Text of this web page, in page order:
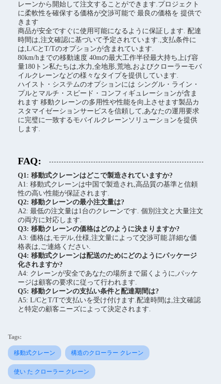
レーンから開始して注文することができます.プロジェクト
に柔軟性を確保する価格が交渉可能で 最良の価格を 提供で
きます
商品が安全ですぐに使用可能になるように保証します. 配達
時間は,注文確認に基づいて予定されています.,支払条件に
は,L/CとT/Tのオプションが含まれています.
80km/hまでの移動速度 40mの最大工作半径最大持ち上げ容
量180トン私たちは,水力,全地形,荒地,およびクローラーモバ
イルクレーンなどの様々なタイプを提供しています.
ハイスト・システムのオプションには シングル・ライン・
プルとマルチ・スピード・コンフィギュレーションが含ま
れます 移動クレーンの多用性や性能を向上させます製品カ
スタマイゼーションサービスを信頼して,あなたの運用要求
に完璧に一致するモバイルクレーンソリューションを提供
します.
FAQ:
Q1: 移動式クレーンはどこで製造されていますか?
A1: 移動式クレーンは中国で製造され,高品質の基準と信頼
性の高い性能が保証されます.
Q2: 移動クレーンの最小注文量は?
A2: 最低の注文量は1台のクレーンです. 個別注文と大量注文
の両方に対応します.
Q3: 移動クレーンの価格はどのように決まりますか?
A3: 価格は,モデル,仕様,注文量によって交渉可能.詳細な価
格表は,ご連絡ください.
Q4: 移動式クレーンは配送のためにどのようにパッケージ
化されますか?
A4: クレーンが安全であなたの場所まで届くように,パッケ
ージは顧客の要求に従って行われます.
Q5: 移動クレーンの支払い条件と配達期間は?
A5: L/CとT/Tで支払いを受け付けます.配達時間は,注文確認
と特定の顧客ニーズによって決定されます.
Tags:
移動式クレーン 構造のクローラー クレーン
使い た クローラー クレーン